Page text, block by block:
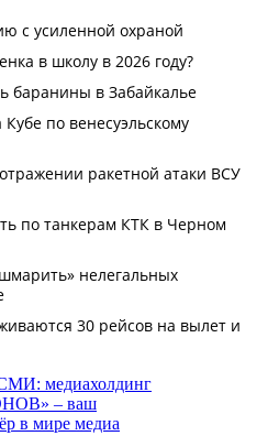
медиахолдинг
– ваш
в мире медиа